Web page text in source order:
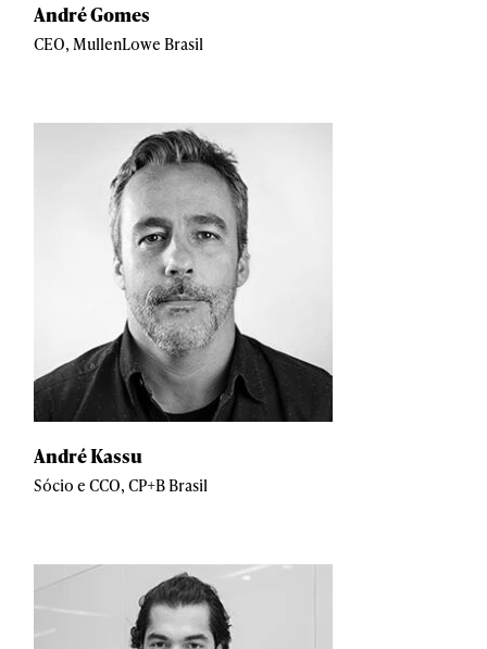
André Gomes
CEO, MullenLowe Brasil
André Kassu
Sócio e CCO, CP+B Brasil